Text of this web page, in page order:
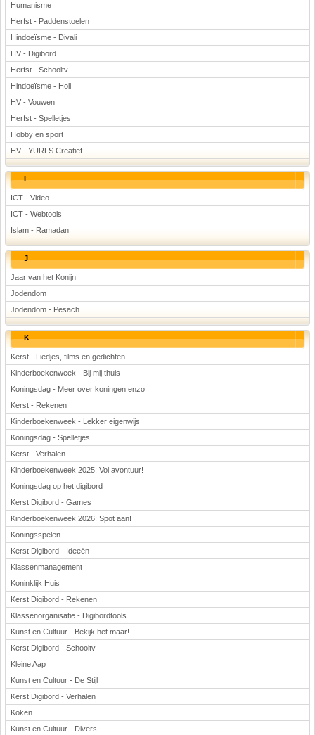
Humanisme
Herfst - Paddenstoelen
Hindoeïsme - Divali
HV - Digibord
Herfst - Schooltv
Hindoeïsme - Holi
HV - Vouwen
Herfst - Spelletjes
Hobby en sport
HV - YURLS Creatief
I
ICT - Video
ICT - Webtools
Islam - Ramadan
J
Jaar van het Konijn
Jodendom
Jodendom - Pesach
K
Kerst - Liedjes, films en gedichten
Kinderboekenweek - Bij mij thuis
Koningsdag - Meer over koningen enzo
Kerst - Rekenen
Kinderboekenweek - Lekker eigenwijs
Koningsdag - Spelletjes
Kerst - Verhalen
Kinderboekenweek 2025: Vol avontuur!
Koningsdag op het digibord
Kerst Digibord - Games
Kinderboekenweek 2026: Spot aan!
Koningsspelen
Kerst Digibord - Ideeën
Klassenmanagement
Koninklijk Huis
Kerst Digibord - Rekenen
Klassenorganisatie - Digibordtools
Kunst en Cultuur - Bekijk het maar!
Kerst Digibord - Schooltv
Kleine Aap
Kunst en Cultuur - De Stijl
Kerst Digibord - Verhalen
Koken
Kunst en Cultuur - Divers